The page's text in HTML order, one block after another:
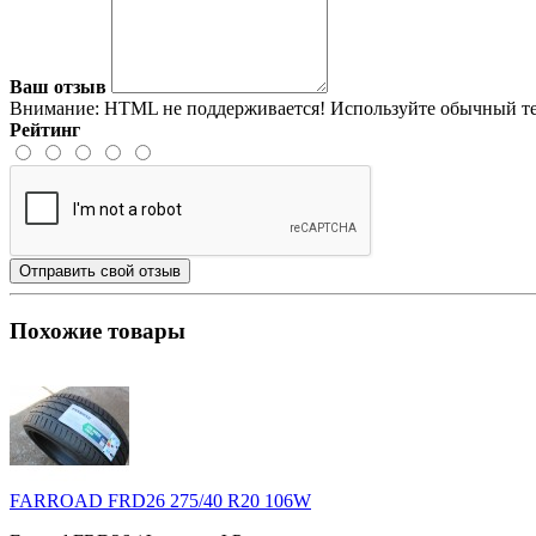
Ваш отзыв
Внимание: HTML не поддерживается! Используйте обычный
Рейтинг
Отправить свой отзыв
Похожие товары
FARROAD FRD26 275/40 R20 106W